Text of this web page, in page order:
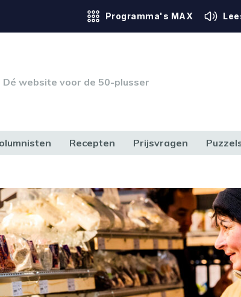
Programma's MAX
Dé website voor de 50-plusser
Recepten Prijsvragen